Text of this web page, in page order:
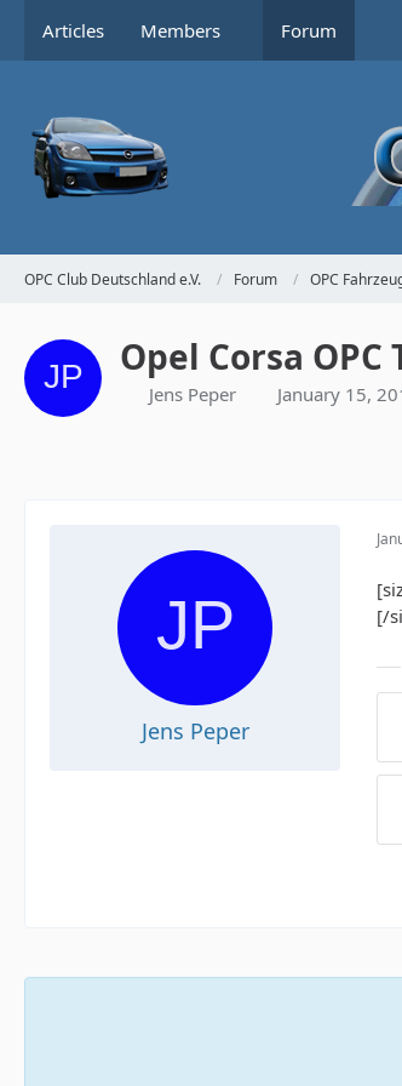
Articles Members Forum
OPC Club Deutschland e.V. Forum OPC
Opel Corsa
Jens Peper January 15,
Jens Peper
[/